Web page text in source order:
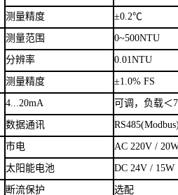
测量范围 0~ 100℃
分辨率 0.2℃
测量精度 ± 0.2℃
测量范围 0~ 500NTU
分辨率 0.01NTU
测量精度 ±1.0% FS
4...20mA 可调，负载＜
数据通讯
市电 AC 220V /